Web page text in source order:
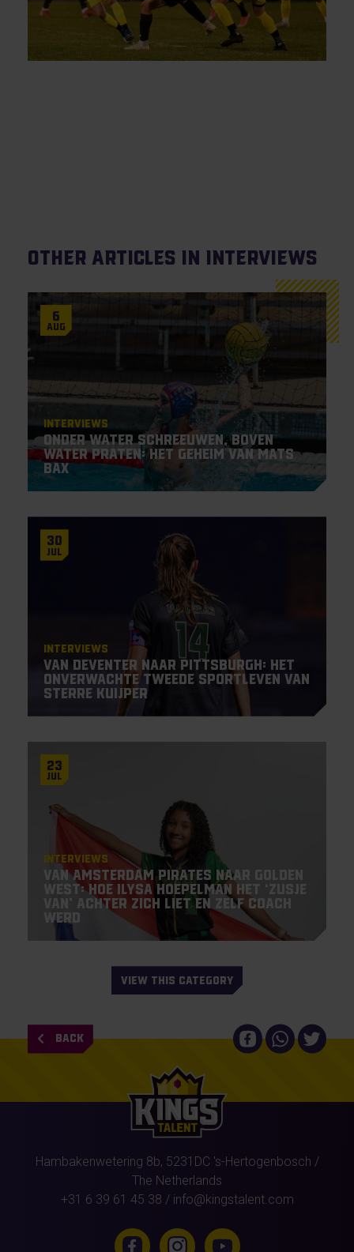
Other articles in Interviews
6
Aug
Interviews
Onder water schreeuwen, boven
water praten: het geheim van Mats
Bax
30
Jul
Interviews
Van Deventer naar Pittsburgh: het
onverwachte tweede sportleven van
Sterre Kuijper
23
Jul
Interviews
Van Amsterdam Pirates naar Golden
West: hoe Ilysa Hoepelman het ‘zusje
van’ achter zich liet en zelf coach
werd
VIEW THIS CATEGORY
BACK
Hambakenwetering 8b, 5231DC 's-Hertogenbosch /
The Netherlands
+31 6 39 61 45 38 / info@kingstalent.com